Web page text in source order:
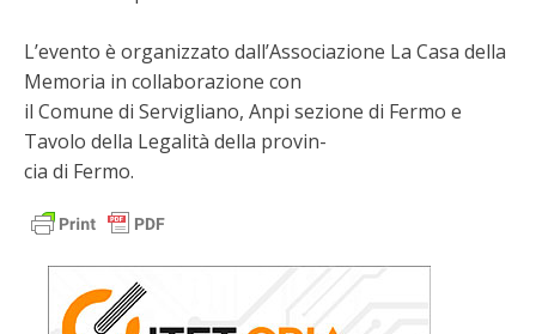
L’evento è organizzato dall’Associazione La Casa della
Memoria in collaborazione con
il Comune di Servigliano, Anpi sezione di Fermo e
Tavolo della Legalità della provin-
cia di Fermo.